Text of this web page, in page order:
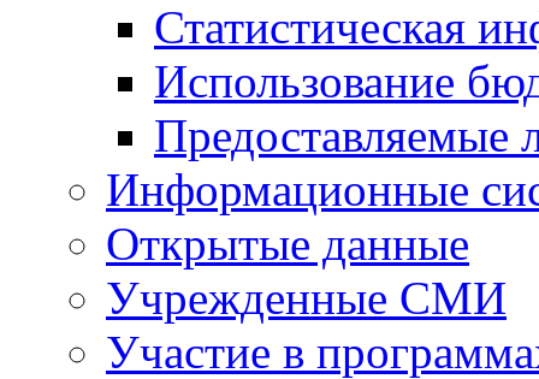
Статистическая
Использование
Предоставляемые
Информационные
Открытые данные
Учрежденные СМИ
Участие в